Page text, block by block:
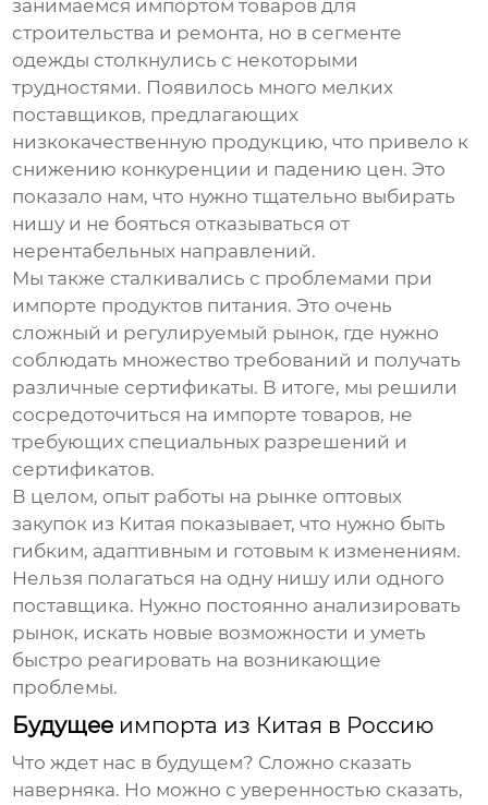
занимаемся импортом товаров для
строительства и ремонта, но в сегменте
одежды столкнулись с некоторыми
трудностями. Появилось много мелких
поставщиков, предлагающих
низкокачественную продукцию, что привело к
снижению конкуренции и падению цен. Это
показало нам, что нужно тщательно выбирать
нишу и не бояться отказываться от
нерентабельных направлений.
Мы также сталкивались с проблемами при
импорте продуктов питания. Это очень
сложный и регулируемый рынок, где нужно
соблюдать множество требований и получать
различные сертификаты. В итоге, мы решили
сосредоточиться на импорте товаров, не
требующих специальных разрешений и
сертификатов.
В целом, опыт работы на рынке оптовых
закупок из Китая показывает, что нужно быть
гибким, адаптивным и готовым к изменениям.
Нельзя полагаться на одну нишу или одного
поставщика. Нужно постоянно анализировать
рынок, искать новые возможности и уметь
быстро реагировать на возникающие
проблемы.
Будущее импорта из Китая в Россию
Что ждет нас в будущем? Сложно сказать
наверняка. Но можно с уверенностью сказать,